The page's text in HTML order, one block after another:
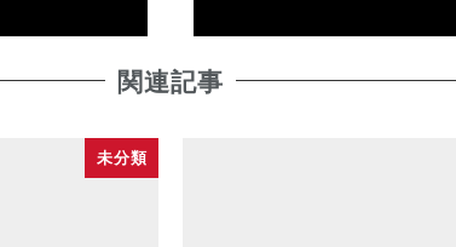
関連記事
未分類